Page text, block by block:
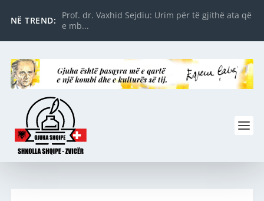
NË TREND:
Prof. dr. Vaxhid Sejdiu: Urim për të gjithë ata që
e mb...